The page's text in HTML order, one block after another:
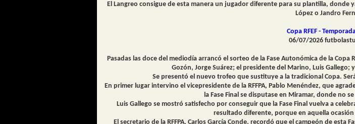
El Langreo consigue de esta manera un jugador diferente para su plantilla, donde
López o Jandro
Copa RFEF -
06/07/2026
Pasadas las doce del mediodía arrancó el sorteo de la Fase Autonómica de la
Gozón, Jorge Suárez; el presidente del Marino, Luis Gallego;
Se presentó el nuevo trofeo que sustituye a la tradicional Copa.
En primer lugar intervino el vicepresidente de la RFFPA, Pablo Menéndez, que
la Fase Final se disputase en Miramar, donde no
Luis Gallego se mostró satisfecho por conseguir que la Fase Final vuelva a
resultado diferente, porque en aquella
El secretario de la RFFPA, Carlos García Conde, recordó que el campeón de